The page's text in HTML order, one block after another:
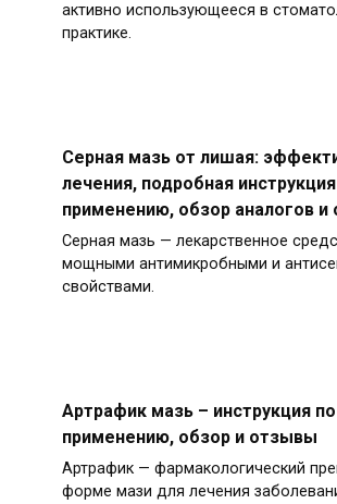
активно использующееся в
практике.
Серная мазь от лишая:
лечения, подробная
применению, обзор аналогов
Серная мазь — лекарственное
мощными антимикробными и
свойствами.
Артрафик мазь – инструкция по
применению, обзор и отзывы
Артрафик — фармакологический
форме мази для лечения